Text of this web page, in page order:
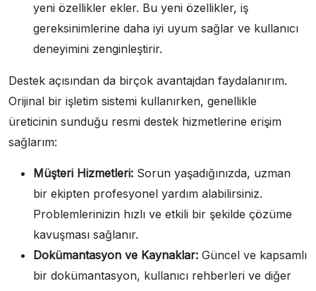
yeni özellikler ekler. Bu yeni özellikler, iş
gereksinimlerine daha iyi uyum sağlar ve kullanıcı
deneyimini zenginleştirir.
Destek açısından da birçok avantajdan faydalanırım.
Orijinal bir işletim sistemi kullanırken, genellikle
üreticinin sunduğu resmi destek hizmetlerine erişim
sağlarım:
Müşteri Hizmetleri: Sorun yaşadığınızda, uzman
bir ekipten profesyonel yardım alabilirsiniz.
Problemlerinizin hızlı ve etkili bir şekilde çözüme
kavuşması sağlanır.
Dokümantasyon ve Kaynaklar: Güncel ve kapsamlı
bir dokümantasyon, kullanıcı rehberleri ve diğer